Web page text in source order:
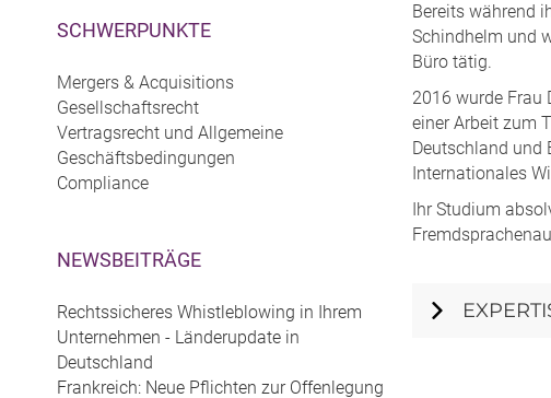
SCHWERPUNKTE
Mergers & Acquisitions
Gesellschaftsrecht
Vertragsrecht und Allgemeine
Geschäftsbedingungen
Compliance
NEWSBEITRÄGE
Rechtssicheres Whistleblowing in Ihrem
Unternehmen - Länderupdate in
Deutschland
Frankreich: Neue Pflichten zur Offenlegung
Bereits während
Schindhelm und
Büro tätig.
2016 wurde Frau
einer Arbeit zum
Deutschland und
Internationales
Ihr Studium